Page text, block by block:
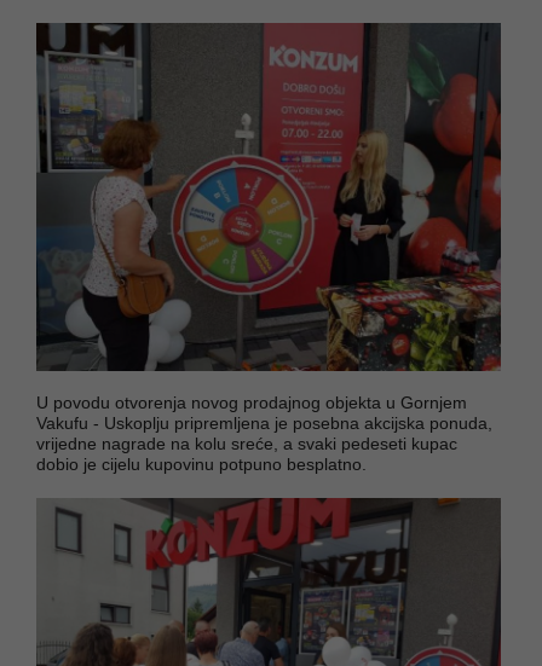
U povodu otvorenja novog prodajnog objekta u Gornjem
Vakufu - Uskoplju pripremljena je posebna akcijska ponuda,
vrijedne nagrade na kolu sreće, a svaki pedeseti kupac
dobio je cijelu kupovinu potpuno besplatno.